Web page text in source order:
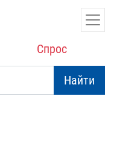
Спрос
Найти